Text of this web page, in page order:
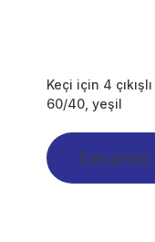
Keçi için 4
60/40, yeşil